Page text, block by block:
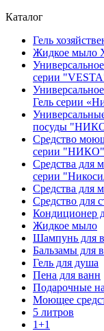
Каталог
Гель
Жидкое мыло
серии
Гель серии
посуды
Средство
серии "НИКО"
Средства для
серии
Средства для
Средство для
Кондиционер
Жидкое мыло
Шампунь для
Бальзамы для
Гель для душа
Пена для ванн
Подарочные
Моющее
5 литров
1+1